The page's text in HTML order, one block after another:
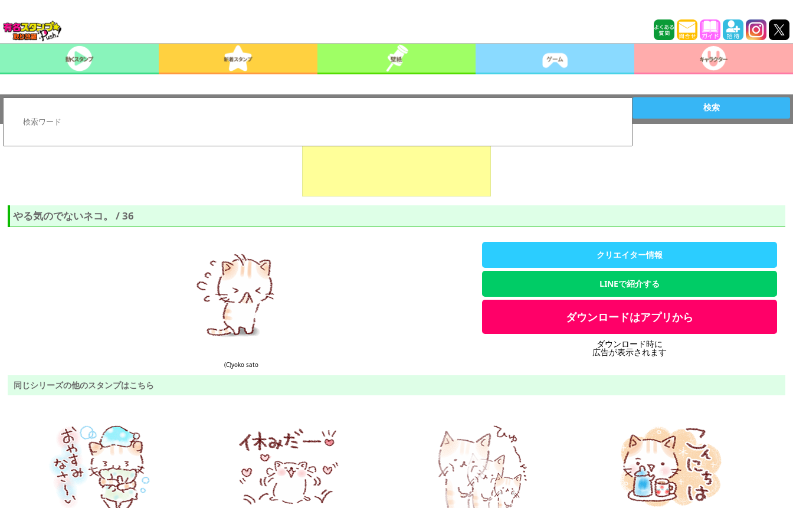
検索
やる気のでないネコ。 / 36
(C)yoko sato
クリエイター情報
LINEで紹介する
ダウンロードはアプリから
ダウンロード時に
広告が表示されます
同じシリーズの他のスタンプはこちら